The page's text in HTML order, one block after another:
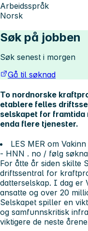
Arbeidsspråk
Norsk
Søk på jobben
Søk senest i morgen
Gå til søknad
To nordnorske
etablere felles
selskapet for framtida
enda flere tjenester.
LES MER om
- HNN . no / følg
For åtte år siden skilte
driftssentral for
datterselskap. I dag er
ansatte og over 20
Selskapet spiller en
og samfunnskritisk
viktigere de neste